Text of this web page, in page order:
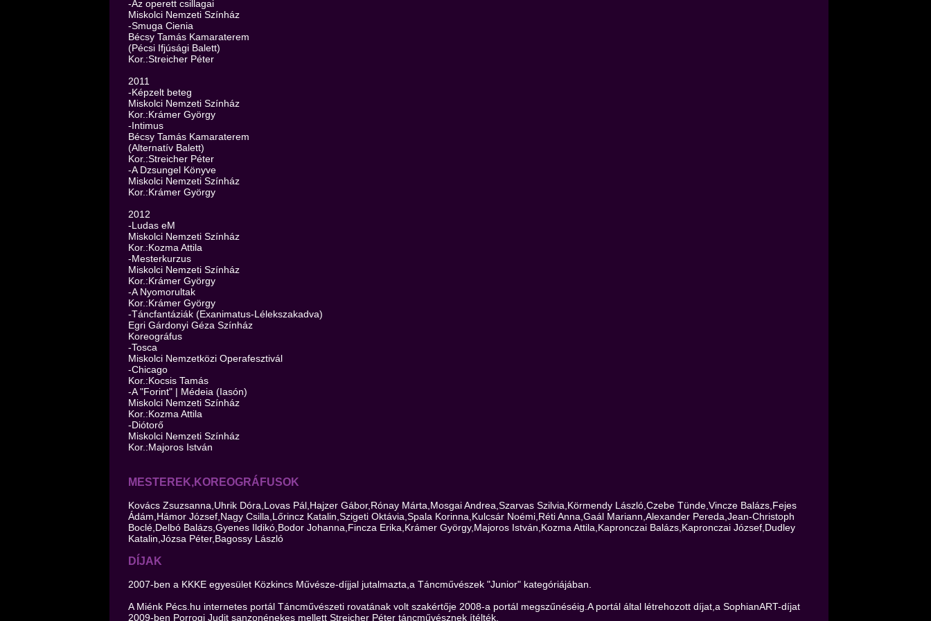
-Az operett csillagai
Miskolci Nemzeti Színház
-Smuga Cienia
Bécsy Tamás Kamaraterem
(Pécsi Ifjúsági Balett)
Kor.:Streicher Péter
2011
-Képzelt beteg
Miskolci Nemzeti Színház
Kor.:Krámer György
-Intimus
Bécsy Tamás Kamaraterem
(Alternatív Balett)
Kor.:Streicher Péter
-A Dzsungel Könyve
Miskolci Nemzeti Színház
Kor.:Krámer György
2012
-Ludas eM
Miskolci Nemzeti Színház
Kor.:Kozma Attila
-Mesterkurzus
Miskolci Nemzeti Színház
Kor.:Krámer György
-A Nyomorultak
Kor.:Krámer György
-Táncfantáziák (Exanimatus-Lélekszakadva)
Egri Gárdonyi Géza Színház
Koreográfus
-Tosca
Miskolci Nemzetközi Operafesztivál
-Chicago
Kor.:Kocsis Tamás
-A "Forint" | Médeia (Iasón)
Miskolci Nemzeti Színház
Kor.:Kozma Attila
-Diótorő
Miskolci Nemzeti Színház
Kor.:Majoros István
MESTEREK,KOREOGRÁFUSOK
Kovács Zsuzsanna,Uhrik Dóra,Lovas Pál,Hajzer Gábor,Rónay Márta,Mosgai Andrea,Szarvas Szilvia,Körmendy László,Czebe Tünde,Vincze Balázs,Fejes
Ádám,Hámor József,Nagy Csilla,Lőrincz Katalin,Szigeti Oktávia,Spala Korinna,Kulcsár Noémi,Réti Anna,Gaál Mariann,Alexander Pereda,Jean-Christoph
Boclé,Delbó Balázs,Gyenes Ildikó,Bodor Johanna,Fincza Erika,Krámer György,Majoros István,Kozma Attila,Kapronczai Balázs,Kapronczai József,Dudley
Katalin,Józsa Péter,Bagossy László
DÍJAK
2007-ben a KKKE egyesület Közkincs Művésze-díjjal jutalmazta,a Táncművészek "Junior" kategóriájában.
A Miénk Pécs.hu internetes portál Táncművészeti rovatának volt szakértője 2008-a portál megszűnéséig.A portál által létrehozott díjat,a SophianART-díjat
2009-ben Porrogi Judit sanzonénekes mellett Streicher Péter táncművésznek ítélték.